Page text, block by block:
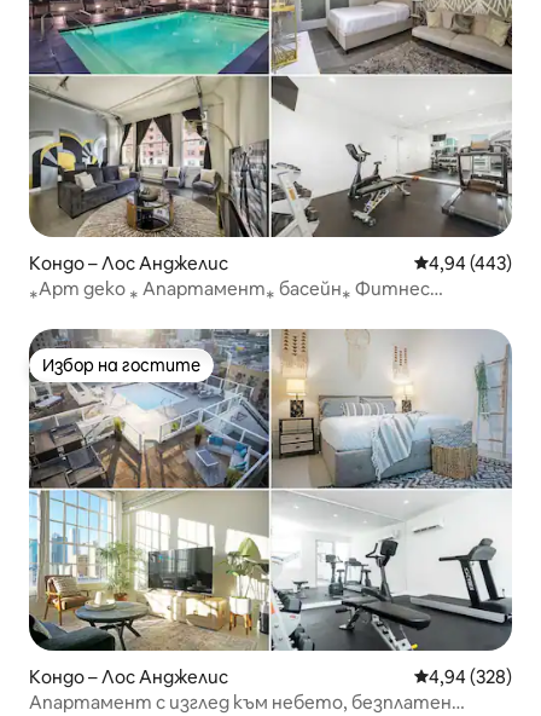
Кондо – Лос Анджелис Средна
4,94 (443)
⁎Арт деко ⁎ Апартамент⁎ басейн⁎ Фитнес
Избор на гостите
Избор на гостите
Кондо – Лос Анджелис Средна
4,94 (328)
Апартамент с изглед към небето, безплатен